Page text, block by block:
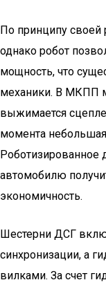
По принципу своей
однако робот
мощность, что
механики. В МКПП
выжимается
момента небольшая
Роботизированное
автомобилю
экономичность.
Шестерни ДСГ
синхронизации, а
вилками. За счет